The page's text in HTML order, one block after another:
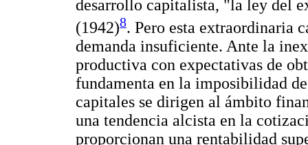
desarrollo capitalista, "la ley del
(1942)8. Pero esta extraordinaria
demanda insuficiente. Ante la
productiva con expectativas de
fundamenta en la imposibilidad
capitales se dirigen al ámbito
una tendencia alcista en la
proporcionan una rentabilidad